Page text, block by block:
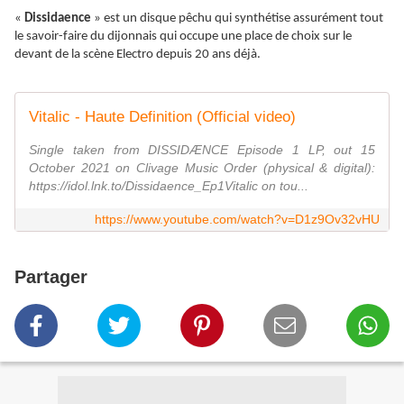
« Dissidaence » est un disque pêchu qui synthétise assurément tout
le savoir-faire du dijonnais qui occupe une place de choix sur le
devant de la scène Electro depuis 20 ans déjà.
Vitalic - Haute Definition (Official video)
Single taken from DISSIDÆNCE Episode 1 LP, out 15
October 2021 on Clivage Music Order (physical & digital):
https://idol.lnk.to/Dissidaence_Ep1Vitalic on tou...
https://www.youtube.com/watch?v=D1z9Ov32vHU
Partager